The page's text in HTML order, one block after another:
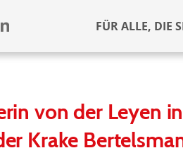
FÜR ALLE, DIE
von der Leyen
Krake